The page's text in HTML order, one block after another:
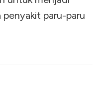
paru-paru